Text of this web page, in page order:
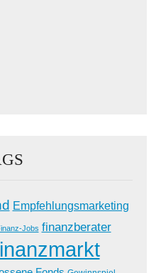
Empfehlungsmarketing
Jobs finanzberater